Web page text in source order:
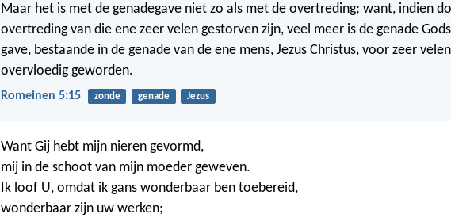
Maar het is met de genadegave niet zo als met de overtreding; want, indien
overtreding van die ene zeer velen gestorven zijn, veel meer is de genade
gave, bestaande in de genade van de ene mens, Jezus Christus, voor zeer velen
overvloedig geworden.
Romeinen 5:15 zonde genade Jezus
Want Gij hebt mijn nieren gevormd,
mij in de schoot van mijn moeder geweven.
Ik loof U, omdat ik gans wonderbaar ben toebereid,
wonderbaar zijn uw werken;